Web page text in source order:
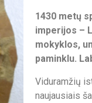
1430 metų
imperijos –
mokyklos,
paminklu.
Viduramžių
naujausiais